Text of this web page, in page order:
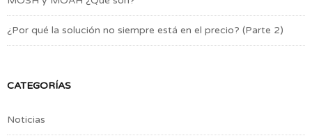
¿Por qué la solución no siempre está en el precio? (Parte 2)
CATEGORÍAS
Noticias